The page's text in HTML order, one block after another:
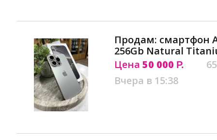
Продам: смартфон
256Gb Natural
Цена 50 000 Р.
Вчера в 15:38